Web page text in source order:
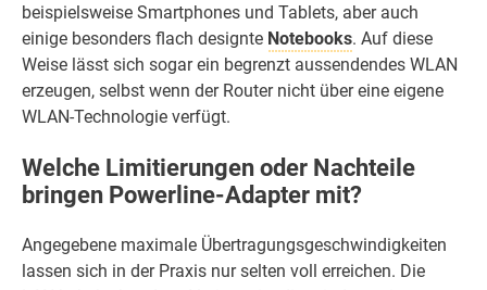
beispielsweise Smartphones und Tablets, aber auch
einige besonders flach designte Notebooks. Auf diese
Weise lässt sich sogar ein begrenzt aussendendes WLAN
erzeugen, selbst wenn der Router nicht über eine eigene
WLAN-Technologie verfügt.
Welche Limitierungen oder Nachteile
bringen Powerline-Adapter mit?
Angegebene maximale Übertragungsgeschwindigkeiten
lassen sich in der Praxis nur selten voll erreichen. Die